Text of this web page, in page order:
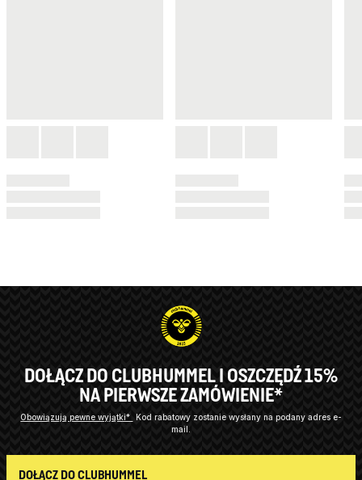
DOŁĄCZ DO CLUBHUMMEL I OSZCZĘDŹ 15%
NA PIERWSZE ZAMÓWIENIE*
Obowiązują pewne wyjątki*
Kod rabatowy zostanie wysłany na podany adres e-
mail.
DOŁĄCZ DO CLUBHUMMEL